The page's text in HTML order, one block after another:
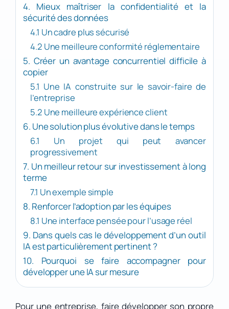
4. Mieux maîtriser la confidentialité et la
sécurité des données
4.1 Un cadre plus sécurisé
4.2 Une meilleure conformité réglementaire
5. Créer un avantage concurrentiel difficile à
copier
5.1 Une IA construite sur le savoir-faire de
l’entreprise
5.2 Une meilleure expérience client
6. Une solution plus évolutive dans le temps
6.1 Un projet qui peut avancer
progressivement
7. Un meilleur retour sur investissement à long
terme
7.1 Un exemple simple
8. Renforcer l’adoption par les équipes
8.1 Une interface pensée pour l’usage réel
9. Dans quels cas le développement d’un outil
IA est particulièrement pertinent ?
10. Pourquoi se faire accompagner pour
développer une IA sur mesure
Pour une entreprise, faire développer son propre